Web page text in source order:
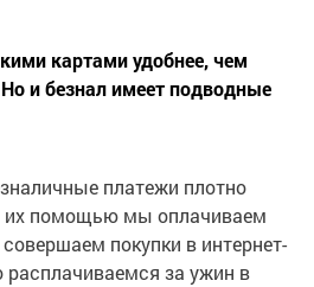
картами удобнее, чем
и безнал имеет подводные
платежи плотно
их помощью мы оплачиваем
покупки в интернет-
расплачиваемся за ужин в